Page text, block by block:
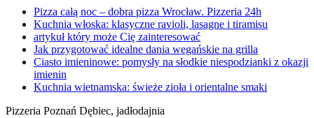
Pizza całą noc – dobra pizza Wrocław. Pizzeria 24h
Kuchnia włoska: klasyczne ravioli, lasagne i tiramisu
artykuł który może Cię zainteresować
Jak przygotować idealne dania wegańskie na grilla
Ciasto imieninowe: pomysły na słodkie niespodzianki z okazji
imienin
Kuchnia wietnamska: świeże zioła i orientalne smaki
Pizzeria Poznań Dębiec, jadłodajnia